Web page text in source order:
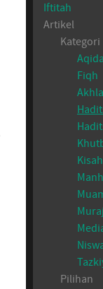
Iftitah
Artikel
Kategori
Fiqh
Pilihan